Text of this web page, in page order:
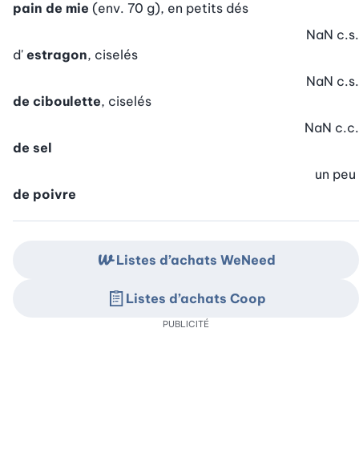
pain de mie (env. 70 g), en petits dés
d' estragon, ciselés
NaN c.s.
de ciboulette, ciselés
NaN c.s.
de sel
NaN c.c.
de poivre
un peu
Listes d’achats WeNeed
Listes d’achats Coop
PUBLICITÉ